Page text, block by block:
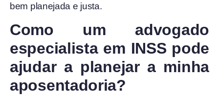
bem planejada e justa.
Como um advogado
especialista em INSS pode
ajudar a planejar a minha
aposentadoria?